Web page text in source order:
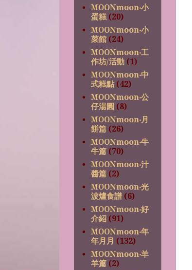
MOONmoon‧小
蛋糕 (20)
MOONmoon‧小
菜館 (24)
MOONmoon‧工
作坊/活動 (1)
MOONmoon‧中
式糕點 (42)
MOONmoon‧公
仔湯圓 (8)
MOONmoon‧月
餅篇 (26)
MOONmoon‧牛
牛篇 (70)
MOONmoon‧汁
醬篇 (2)
MOONmoon‧光
波爐食譜 (6)
MOONmoon‧好
介紹 (91)
MOONmoon‧年
年月月 (132)
MOONmoon‧羊
羊篇 (2)